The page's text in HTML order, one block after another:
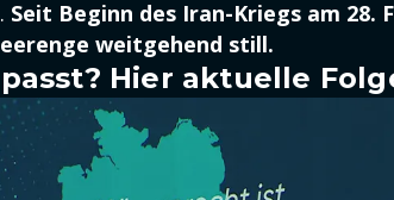
Seit Beginn des Iran-Kriegs am 28.
weitgehend still.
Hier aktuelle